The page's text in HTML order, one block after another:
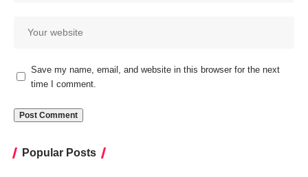
Save my name, email, and website in this browser for the next
time I comment.
Popular Posts